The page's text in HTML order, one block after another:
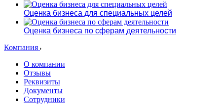
Оценка бизнеса для специальных целей
Оценка бизнеса по сферам деятельности
Компания
О компании
Отзывы
Реквизиты
Документы
Сотрудники